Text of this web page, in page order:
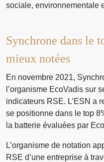
sociale, environnementale
Synchrone dans le
mieux notées
En novembre 2021,
l’organisme EcoVadis sur
indicateurs RSE. L’ESN a
se positionne dans le top
la batterie évaluées par
L’organisme de notation
RSE d’une entreprise à